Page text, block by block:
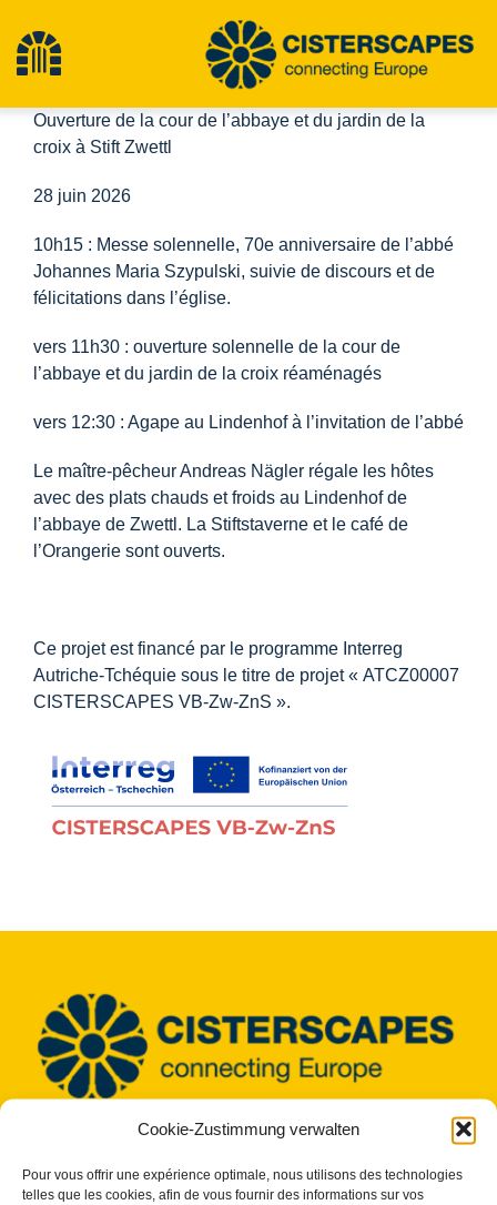
Cookie-Zustimmung verwalten
Pour vous offrir une expérience optimale, nous utilisons des technologies
telles que les cookies, afin de vous fournir des informations sur vos
contenu
Toggle
Navigation
Cisterscapes
Randonnée
Actualités
Événements
Centre d’information
Lieu d’apprentissage
Langage facile
Ouverture de la cour de l’abbaye et du jardin de la
croix à Stift Zwettl
28 juin 2026
10h15 : Messe solennelle, 70e anniversaire de l’abbé
Johannes Maria Szypulski, suivie de discours et de
félicitations dans l’église.
vers 11h30 : ouverture solennelle de la cour de
l’abbaye et du jardin de la croix réaménagés
vers 12:30 : Agape au Lindenhof à l’invitation de l’abbé
Le maître-pêcheur Andreas Nägler régale les hôtes
avec des plats chauds et froids au Lindenhof de
l’abbaye de Zwettl. La Stiftstaverne et le café de
l’Orangerie sont ouverts.
Ce projet est financé par le programme Interreg
Autriche-Tchéquie sous le titre de projet « ATCZ00007
CISTERSCAPES VB-Zw-ZnS ».
Tous droits réservés
et toutes les informations sont fournies sans garantie.